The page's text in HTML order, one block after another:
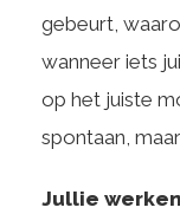
gebeurt,
wanneer iets
op het juiste
spontaan,
Jullie